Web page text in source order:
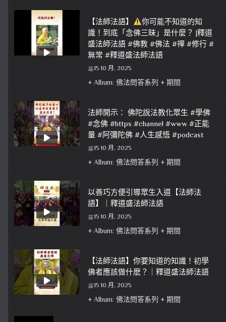
【法師法語】
你可能不知道的知
識！到底「念佛三昧」是什麼？ |釋道
盛法師法語 #佛教 #佛法 #禪 #修行 #
無常 #釋道盛法師法語
15 10 月, 2025
+ Album: 佛法問答系列 + 期間
法師開示： 佛陀說法教化眾生 #學佛
#念佛 #https #channel #www #正能
量 #阿彌陀佛 #人生感悟 #podcast
15 10 月, 2025
+ Album: 佛法問答系列 + 期間
以善巧方便引導眾生入道【法師法
語】｜釋道盛法師法語
15 10 月, 2025
+ Album: 佛法問答系列 + 期間
【法師法語】你要知道的知識！初學
佛者應該做什麽？｜釋道盛法師法語
15 10 月, 2025
+ Album: 佛法問答系列 + 期間